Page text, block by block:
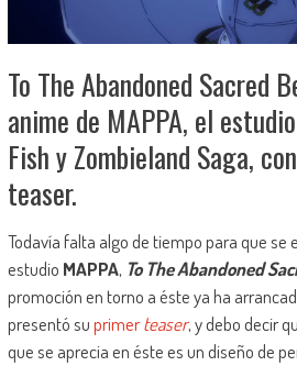
To The Abandoned Sacred
anime de MAPPA, el
Fish y Zombieland Saga,
teaser.
Todavía falta algo de tiempo para que se
estudio MAPPA, To The Abandoned
promoción en torno a éste ya ha
presentó suprimerteaser, y debo decir
que se aprecia en éste es un diseño de